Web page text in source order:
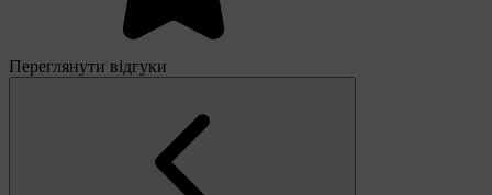
Переглянути відгуки